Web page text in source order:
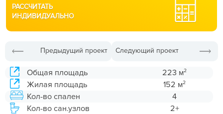
РАССЧИТАТЬ
ИНДИВИДУАЛЬНО
Предыдущий проект Следующий проект
Общая площадь 223 м2
Жилая площадь 152 м2
Кол-во спален
4
Кол-во сан.узлов
2+